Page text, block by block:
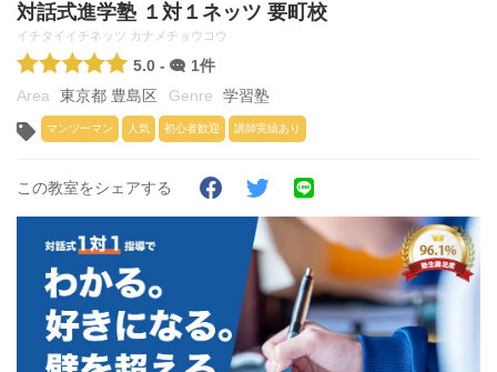
対話式進学塾 １対１ネッツ 要町校
イチタイイチネッツ カナメチョウコウ
5.0 -
1件
東京都 豊島区
学習塾
マンツーマン 人気 初心者歓迎 講師実績あり
この教室をシェアする